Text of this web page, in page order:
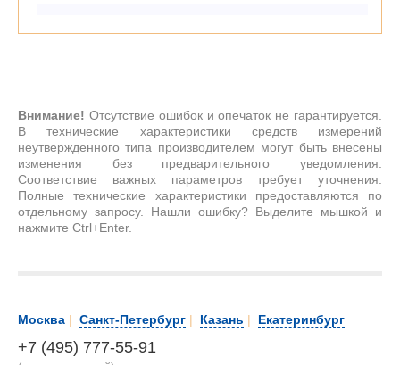
Внимание! Отсутствие ошибок и опечаток не гарантируется.
В технические характеристики средств измерений
неутвержденного типа производителем могут быть внесены
изменения без предварительного уведомления.
Соответствие важных параметров требует уточнения.
Полные технические характеристики предоставляются по
отдельному запросу. Нашли ошибку? Выделите мышкой и
нажмите Ctrl+Enter.
Москва | Санкт-Петербург | Казань | Екатеринбург
+7 (495) 777-55-91